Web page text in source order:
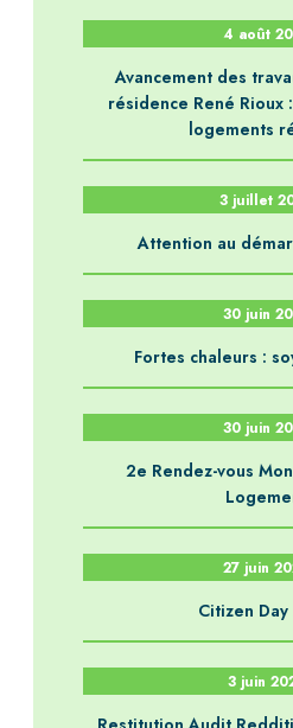
4 août
Avancement des
résidence René
logements
3 juillet
Attention au
30 juin
Fortes chaleurs :
30 juin
2e Rendez-vous
27 juin
Citizen
3 juin